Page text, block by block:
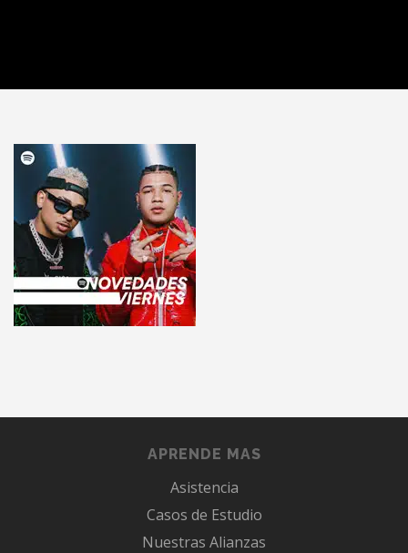
APRENDE MAS
Asistencia
Casos de Estudio
Nuestras Alianzas